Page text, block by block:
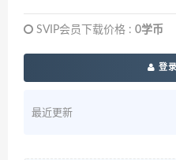
SVIP会员下载价格 : 0学币
登
最近更新